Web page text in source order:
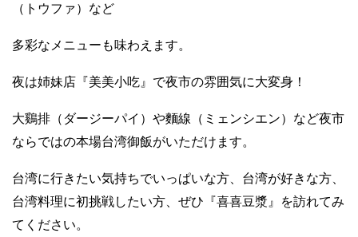
（トウファ）など
多彩なメニューも味わえます。
夜は姉妹店『美美小吃』で夜市の雰囲気に大変身！
大鷄排（ダージーパイ）や麵線（ミェンシエン）など夜市
ならではの本場台湾御飯がいただけます。
台湾に行きたい気持ちでいっぱいな方、台湾が好きな方、
台湾料理に初挑戦したい方、ぜひ『喜喜豆漿』を訪れてみ
てください。